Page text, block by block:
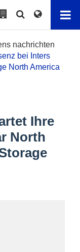
nachrichten
bei Inters
North America
Ihre
North